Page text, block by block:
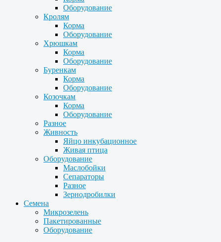
Оборудование
Кролям
Корма
Оборудование
Хрюшкам
Корма
Оборудование
Буренкам
Корма
Оборудование
Козочкам
Корма
Оборудование
Разное
Живность
Яйцо инкубационное
Живая птица
Оборудование
Маслобойки
Сепараторы
Разное
Зернодробилки
Семена
Микрозелень
Пакетированные
Оборудование